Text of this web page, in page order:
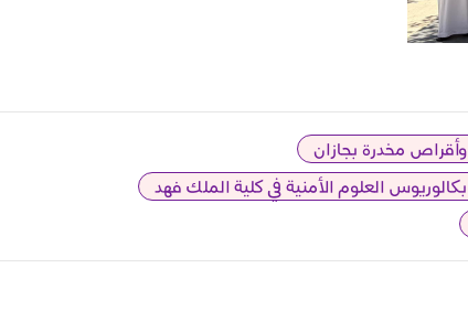
العلوم الأمنية في كلية الملك فهد